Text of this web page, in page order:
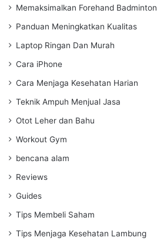
Memaksimalkan Forehand Badminton
Panduan Meningkatkan Kualitas
Laptop Ringan Dan Murah
Cara iPhone
Cara Menjaga Kesehatan Harian
Teknik Ampuh Menjual Jasa
Otot Leher dan Bahu
Workout Gym
bencana alam
Reviews
Guides
Tips Membeli Saham
Tips Menjaga Kesehatan Lambung